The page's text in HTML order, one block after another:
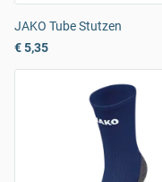
JAKO Tube Stutzen
€ 5,35